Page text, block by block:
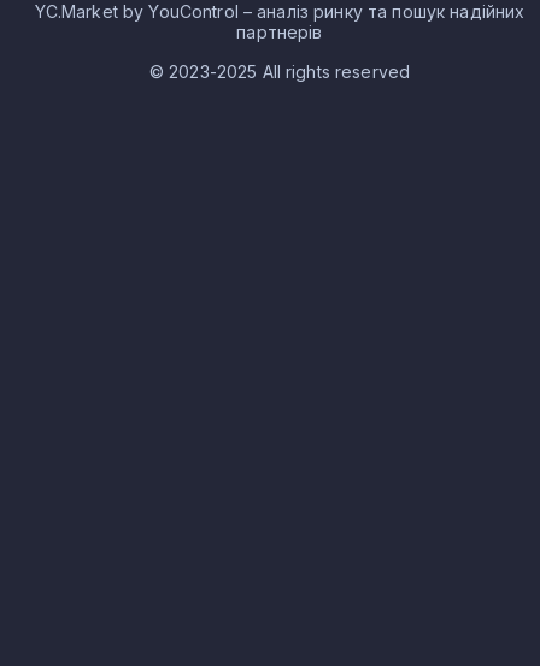
YC.Market by YouControl – аналіз ринку та пошук надійних
партнерів
© 2023-2025 All rights reserved